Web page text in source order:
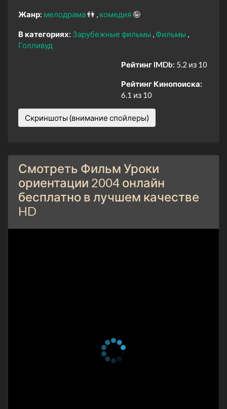
Жанр: мелодрама👫 комедия 🤪
В категориях: Зарубежные фильмы
Фильмы
Голливуд
Рейтинг IMDb: 5.2 из 10
Рейтинг Кинопоиска:
6.1 из 10
Скриншоты (внимание спойлеры)
Смотреть Фильм Уроки
ориентации 2004 онлайн
бесплатно в лучшем качестве
HD